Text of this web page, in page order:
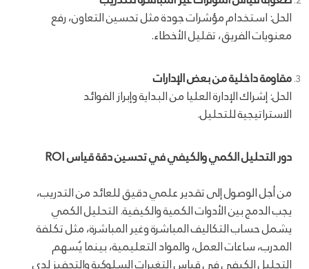
الحل: استخدام مؤشرات جودة مثل تحسين التعاون، رفع
معنويات الفريق، تقليل الأخطاء.
مقاومة داخلية من بعض الإدارات
الحل: إشراك الإدارة العليا من البداية وإبراز الفوائد
الاستراتيجية للتحليل.
دور التحليل الكمي والكيفي في تحسين دقة قياس ROI
من أجل الوصول إلى تقدير علمي دقيق للعائد من التدريب،
يجب الدمج بين الأدوات الكمية والكيفية. التحليل الكمي
يشمل حساب التكاليف المباشرة وغير المباشرة، مثل تكلفة
المدرب، ساعات العمل، والمواد التعليمية، بينما يُسهم
التحليل الكيفي في قياس التغيرات السلوكية والتحفيز لدى